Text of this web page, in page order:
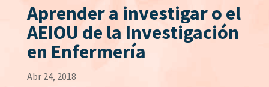
Aprender a investigar o el
AEIOU de la Investigación
en Enfermería
Abr 24, 2018